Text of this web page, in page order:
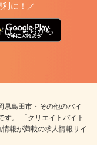
に！／
はこちらから
県島田市・その他のバイ
す。 「クリエイトバイト
報が満載の求人情報サイ